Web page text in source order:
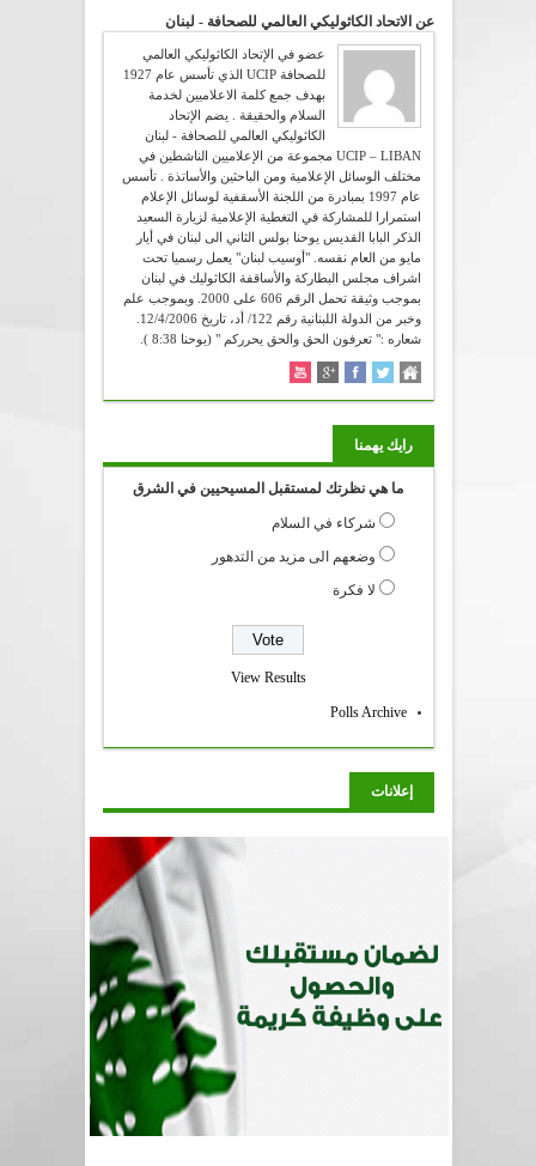
عن الاتحاد الكاثوليكي العالمي للصحافة - لبنان
عضو في الإتحاد الكاثوليكي العالمي
للصحافة UCIP الذي تأسس عام 1927
بهدف جمع كلمة الاعلاميين لخدمة
السلام والحقيقة . يضم الإتحاد
الكاثوليكي العالمي للصحافة - لبنان
UCIP – LIBAN مجموعة من الإعلاميين الناشطين في
مختلف الوسائل الإعلامية ومن الباحثين والأساتذة . تأسس
عام 1997 بمبادرة من اللجنة الأسقفية لوسائل الإعلام
استمرارا للمشاركة في التغطية الإعلامية لزيارة السعيد
الذكر البابا القديس يوحنا بولس الثاني الى لبنان في أيار
مايو من العام نفسه. "أوسيب لبنان" يعمل رسميا تحت
اشراف مجلس البطاركة والأساقفة الكاثوليك في لبنان
بموجب وثيقة تحمل الرقم 606 على 2000. وبموجب علم
شعاره :" تعرفون الحق والحق يحرركم " (يوحنا 8:38 ).
رايك يهمنا
ما هي نظرتك لمستقبل المسيحيين في الشرق
شركاء في السلام
وضعهم الى مزيد من التدهور
لا فكرة
View Results
Polls Archive
إعلانات